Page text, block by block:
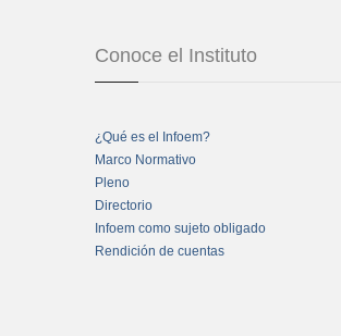
Conoce el Instituto
¿Qué es el Infoem?
Marco Normativo
Pleno
Directorio
Infoem como sujeto obligado
Rendición de cuentas